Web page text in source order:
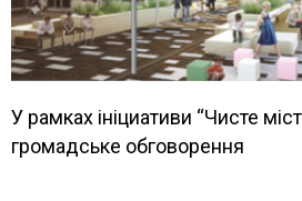
У рамках ініциативи “Чисте
громадське обговорення